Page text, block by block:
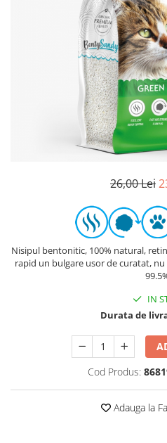
26,00 Lei
Nisipul bentonitic, 100% natural,
rapid un bulgare usor de curatat,
IN
Durata de
Cod Produs:
Adauga la